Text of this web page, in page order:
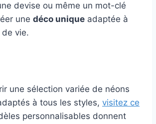
devise ou même un mot-clé
une déco unique adaptée à
vie.
une sélection variée de néons
à tous les styles, visitez ce
personnalisables donnent